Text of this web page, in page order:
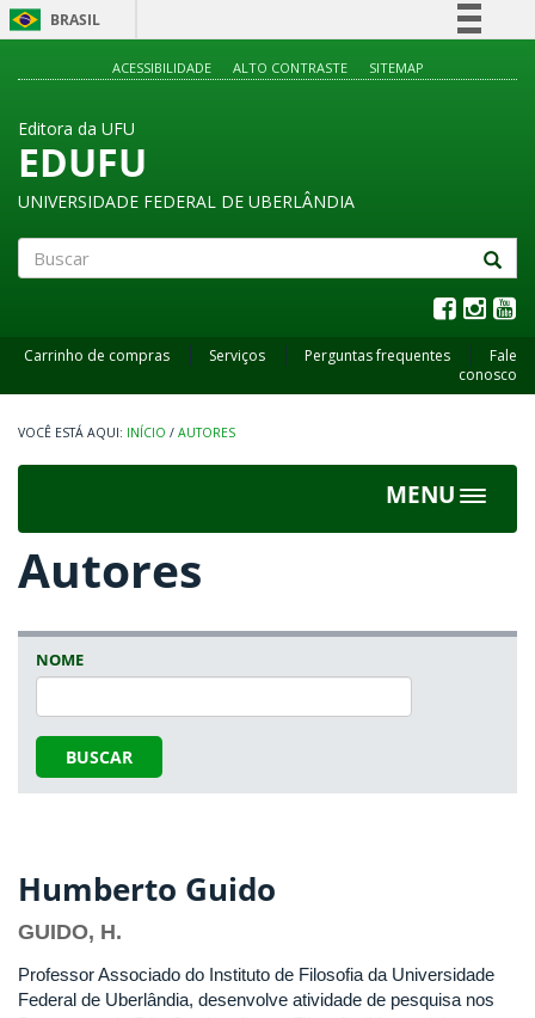
BRASIL
Legislação
Canais
ACESSIBILIDADE ALTO CONTRASTE SITEMAP
Editora da UFU
EDUFU
UNIVERSIDADE FEDERAL DE UBERLÂNDIA
Carrinho de compras Serviços Perguntas frequentes
Fale
conosco
INÍCIO / AUTORES
MENU
Toggle
Autores
NOME
BUSCAR
Humberto Guido
GUIDO, H.
Professor Associado do Instituto de Filosofia da Universidade
Federal de Uberlândia, desenvolve atividade de pesquisa nos